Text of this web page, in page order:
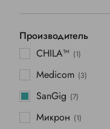
Производитель
CHILA™ (1)
Medicom (3)
SanGig (7)
Микрон (1)